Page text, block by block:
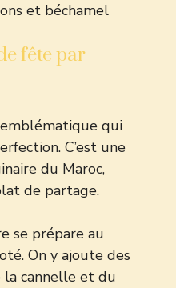
et béchamel
fête par
qui
C’est une
du Maroc,
de partage.
se prépare au
On y ajoute des
la cannelle et du